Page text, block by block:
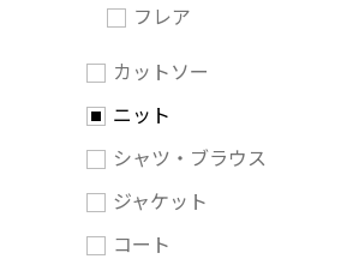
フレア
カットソー
ニット
シャツ・ブラウス
ジャケット
コート